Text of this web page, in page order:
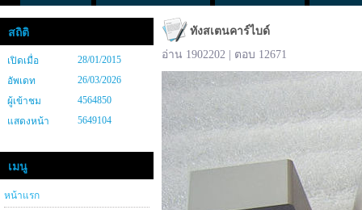
สถิติ
เปิดเมื่อ
28/01/2015
อัพเดท
26/03/2026
ผู้เข้าชม
4564850
แสดงหน้า
5649104
เมนู
หน้าแรก
ทังสเตนคาร์ไบด์
อ่าน 1902202 | ตอบ 12671